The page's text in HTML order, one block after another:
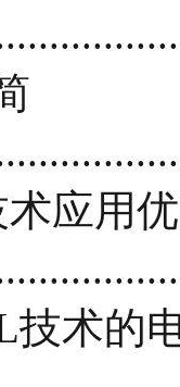
应用优
技术的